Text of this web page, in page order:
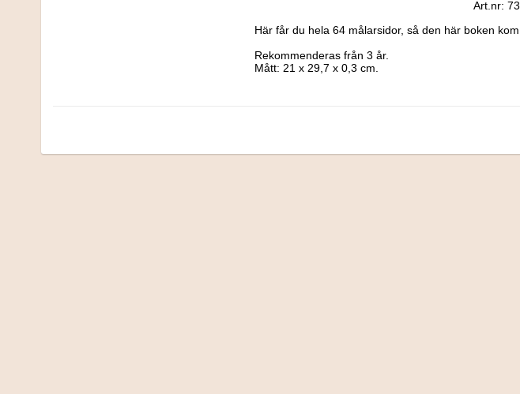
Art.nr:
Här får du hela 64 målarsidor, så den här boken
Rekommenderas från 3 år.
Mått: 21 x 29,7 x 0,3 cm.